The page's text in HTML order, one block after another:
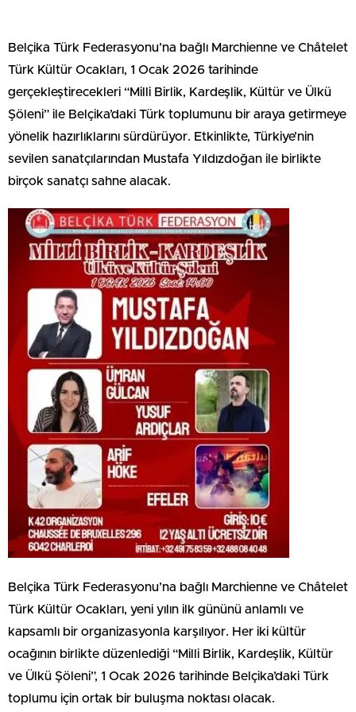
Belçika Türk Federasyonu’na bağlı Marchienne ve Châtelet
Türk Kültür Ocakları, 1 Ocak 2026 tarihinde
gerçekleştirecekleri “Milli Birlik, Kardeşlik, Kültür ve Ülkü
Şöleni” ile Belçika’daki Türk toplumunu bir araya getirmeye
yönelik hazırlıklarını sürdürüyor. Etkinlikte, Türkiye’nin
sevilen sanatçılarından Mustafa Yıldızdoğan ile birlikte
birçok sanatçı sahne alacak.
Belçika Türk Federasyonu’na bağlı Marchienne ve Châtelet
Türk Kültür Ocakları, yeni yılın ilk gününü anlamlı ve
kapsamlı bir organizasyonla karşılıyor. Her iki kültür
ocağının birlikte düzenlediği “Milli Birlik, Kardeşlik, Kültür
ve Ülkü Şöleni”, 1 Ocak 2026 tarihinde Belçika’daki Türk
toplumu için ortak bir buluşma noktası olacak.